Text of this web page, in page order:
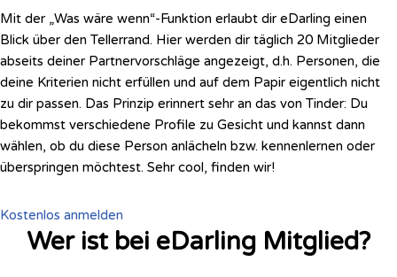
Mit der „Was wäre wenn“-Funktion erlaubt dir eDarling einen
Blick über den Tellerrand. Hier werden dir täglich 20 Mitglieder
abseits deiner Partnervorschläge angezeigt, d.h. Personen, die
deine Kriterien nicht erfüllen und auf dem Papir eigentlich nicht
zu dir passen. Das Prinzip erinnert sehr an das von Tinder: Du
bekommst verschiedene Profile zu Gesicht und kannst dann
wählen, ob du diese Person anlächeln bzw. kennenlernen oder
überspringen möchtest. Sehr cool, finden wir!
Kostenlos anmelden
Wer ist bei eDarling Mitglied?